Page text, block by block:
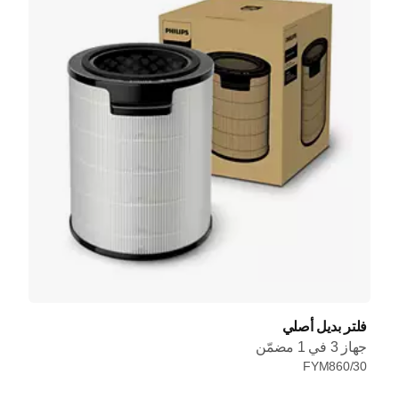
فلتر بديل أصلي
جهاز 3 في 1 مضمّن
FYM860/30